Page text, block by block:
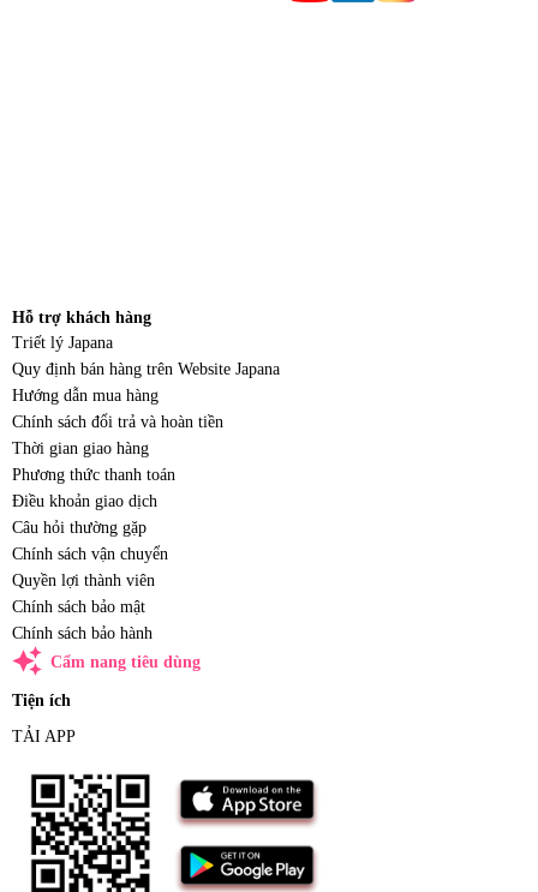
Hỗ trợ khách hàng
Triết lý Japana
Quy định bán hàng trên Website Japana
Hướng dẫn mua hàng
Chính sách đổi trả và hoàn tiền
Thời gian giao hàng
Phương thức thanh toán
Điều khoản giao dịch
Câu hỏi thường gặp
Chính sách vận chuyển
Quyền lợi thành viên
Chính sách bảo mật
Chính sách bảo hành
auto_awesome Cẩm nang tiêu dùng
Tiện ích
TẢI APP